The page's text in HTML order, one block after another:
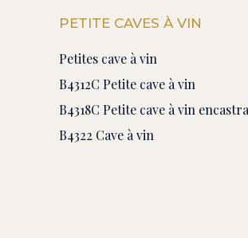
PETITE CAVES À VIN
Petites cave à vin
B4312C Petite cave à vin
B4318C Petite cave à vin
B4322 Cave à vin